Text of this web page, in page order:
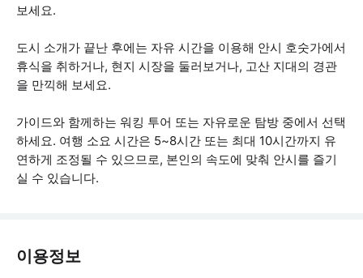
보세요.
도시 소개가 끝난 후에는 자유 시간을 이용해 안시 호숫가에서
휴식을 취하거나, 현지 시장을 둘러보거나, 고산 지대의 경관
을 만끽해 보세요.
가이드와 함께하는 워킹 투어 또는 자유로운 탐방 중에서 선택
하세요. 여행 소요 시간은 5~8시간 또는 최대 10시간까지 유
연하게 조정될 수 있으므로, 본인의 속도에 맞춰 안시를 즐기
실 수 있습니다.
이용정보